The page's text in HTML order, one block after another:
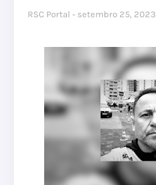
RSC Portal setembro 25, 2023